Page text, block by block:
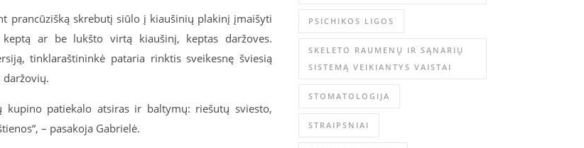
prancūzišką skrebutį siūlo į kiaušinių plakinį įmaišyti
ar be lukšto virtą kiaušinį, keptas daržoves.
tinklaraštininkė pataria rinktis sveikesnę šviesią
daržovių.
kupino patiekalo atsiras ir baltymų: riešutų sviesto,
– pasakoja Gabrielė.
PSICHIKOS LIGOS
SKELETO RAUMENŲ IR SĄNARIŲ
SISTEMĄ VEIKIANTYS VAISTAI
STOMATOLOGIJA
STRAIPSNIAI